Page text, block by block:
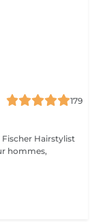
179
hommes,